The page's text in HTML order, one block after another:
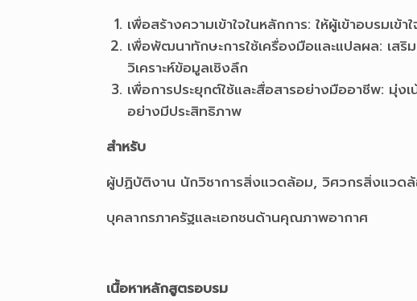
เพื่อสร้างความเข้าใจในหลักการ: ให้ผู้เข้าอบรม
เพื่อพัฒนาทักษะการใช้เครื่องมือและแปลผล: เสริ
วิเคราะห์ข้อมูลเชิงลึก
เพื่อการประยุกต์ใช้และสื่อสารอย่างมืออาชีพ: มุ่
อย่างมีประสิทธิภาพ
สำหรับ
ผู้ปฏิบัติงาน นักวิชาการสิ่งแวดล้อม, วิศวกรสิ่งแวด
บุคลากรภาครัฐและเอกชนด้านคุณภาพอากาศ
เนื้อหาหลักสูตรอบรม